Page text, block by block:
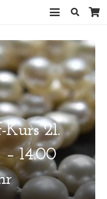
21.
14.00